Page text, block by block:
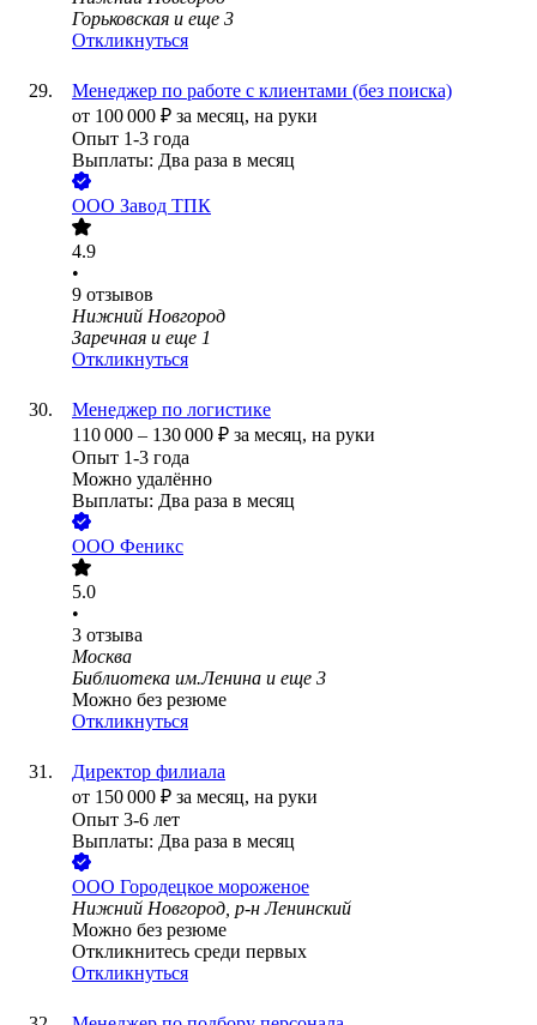
Горьковская и еще 3
Откликнуться
Менеджер по работе с клиентами (без поиска)
от 100 000 ₽ за месяц, на руки
Опыт 1-3 года
Выплаты: Два раза в месяц
ООО Завод ТПК
4.9
•
9 отзывов
Нижний Новгород
Заречная и еще 1
Откликнуться
Менеджер по логистике
110 000 – 130 000 ₽ за месяц, на руки
Опыт 1-3 года
Можно удалённо
Выплаты: Два раза в месяц
ООО Феникс
5.0
•
3 отзыва
Москва
Библиотека им.Ленина и еще 3
Можно без резюме
Откликнуться
Директор филиала
от 150 000 ₽ за месяц, на руки
Опыт 3-6 лет
Выплаты: Два раза в месяц
ООО Городецкое мороженое
Нижний Новгород, р-н Ленинский
Можно без резюме
Откликнитесь среди первых
Откликнуться